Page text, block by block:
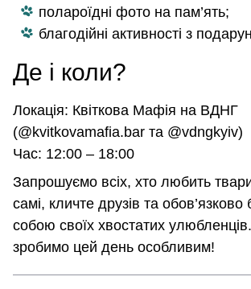
полароїдні фото на пам’ять;
благодійні активності з
Де і коли?
Локація: Квіткова Мафія на ВДНГ
(@kvitkovamafia.bar та @vdngkyiv)
Час: 12:00 – 18:00
Запрошуємо всіх, хто любить
самі, кличте друзів та обов’язково
собою своїх хвостатих
зробимо цей день особливим!